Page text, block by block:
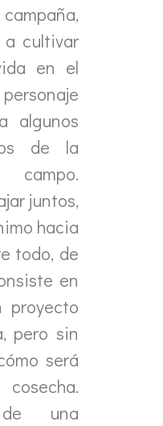
a cultivar
en el
algunos
de la
juntos,
hacia
todo, de
en
proyecto
pero sin
será
una